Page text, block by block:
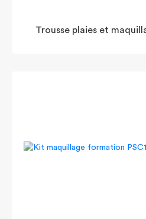
Trousse plaies et